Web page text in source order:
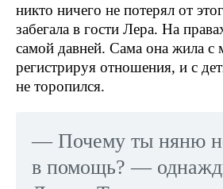
никто ничего не потерял от
забегала в гости Лера. На
самой давней. Сама она жила
регистрируя отношения, и с
не торопился.
— Почему ты няню
в помощь? —